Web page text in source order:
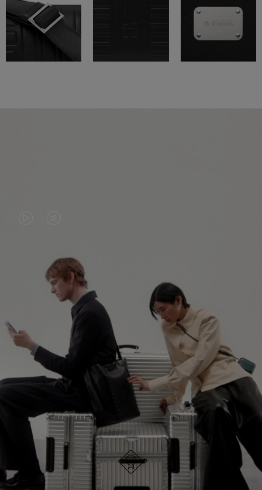
NIET
GEPAUZEERD,
DRUK
OP
OM
TE
VAN
DE
VIDEO
UITGESCHAKELD.
DRUK
OM
HET
DEMPEN
OP
GA VERDER OP ONTDEKKINGSREIS
ONTDEK ALLE TASSEN VAN RIMOWA
ONTWORPEN IN DUITSLAND